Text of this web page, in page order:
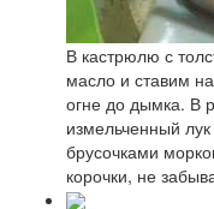
В кастрюлю с
масло и ставим
огне до дымка. В
измельченный
брусочками
корочки, не